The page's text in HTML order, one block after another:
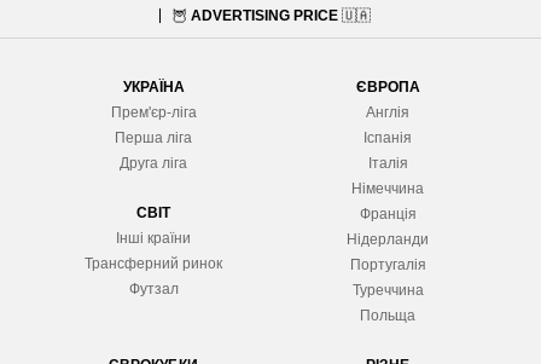
🦉 ADVERTISING PRICE 🇺🇦
УКРАЇНА
Прем'єр-ліга
Перша ліга
Друга ліга
СВІТ
Інші країни
Трансферний ринок
Футзал
ЄВРОПА
Англія
Іспанія
Італія
Німеччина
Франція
Нідерланди
Португалія
Туреччина
Польща